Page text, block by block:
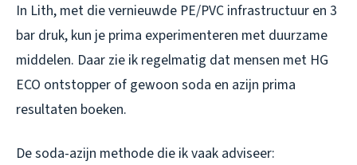
In Lith, met die vernieuwde PE/PVC infrastructuur en 3
bar druk, kun je prima experimenteren met duurzame
middelen. Daar zie ik regelmatig dat mensen met HG
ECO ontstopper of gewoon soda en azijn prima
resultaten boeken.
De soda-azijn methode die ik vaak adviseer: